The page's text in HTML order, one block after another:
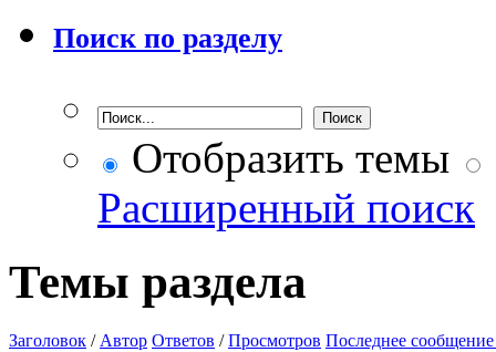
Поиск по разделу
Отобразить темы
Расширенный поиск
Темы раздела
Заголовок / Автор Ответов /Просмотров Последнее сообщение